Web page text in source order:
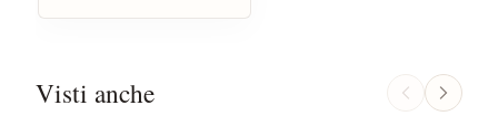
Visti anche